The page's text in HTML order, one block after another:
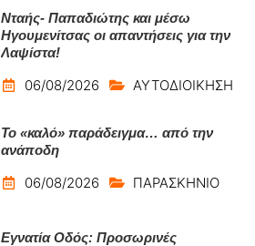
Νταής- Παπαδιώτης και μέσω
Ηγουμενίτσας οι απαντήσεις για την
Λαψίστα!
06/08/2026 ΑΥΤΟΔΙΟΙΚΗΣΗ
Το «καλό» παράδειγμα… από την
ανάποδη
06/08/2026 ΠΑΡΑΣΚΗΝΙΟ
Εγνατία Οδός: Προσωρινές